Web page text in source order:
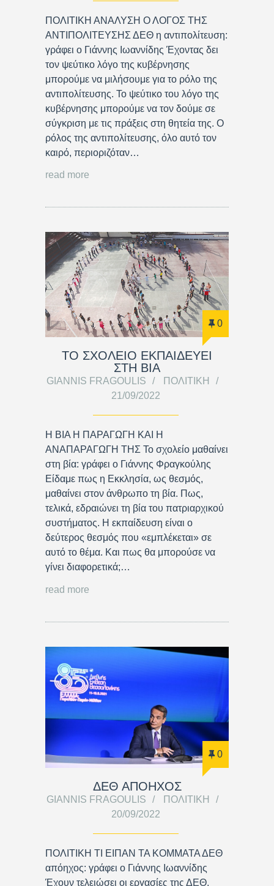
ΠΟΛΙΤΙΚΗ ΑΝΑΛΥΣΗ Ο ΛΟΓΟΣ ΤΗΣ
ΑΝΤΙΠΟΛΙΤΕΥΣΗΣ ΔΕΘ η αντιπολίτευση:
γράφει ο Γιάννης Ιωαννίδης Έχοντας δει
τον ψεύτικο λόγο της κυβέρνησης
μπορούμε να μιλήσουμε για το ρόλο της
αντιπολίτευσης. Το ψεύτικο του λόγο της
κυβέρνησης μπορούμε να τον δούμε σε
σύγκριση με τις πράξεις στη θητεία της. Ο
ρόλος της αντιπολίτευσης, όλο αυτό τον
καιρό, περιοριζόταν…
read more
0
ΤΟ ΣΧΟΛΕΙΟ ΕΚΠΑΙΔΕΥΕΙ
ΣΤΗ ΒΙΑ
GIANNIS FRAGOULIS
ΠΟΛΙΤΙΚΉ
21/09/2022
Η ΒΙΑ Η ΠΑΡΑΓΩΓΗ ΚΑΙ Η
ΑΝΑΠΑΡΑΓΩΓΗ ΤΗΣ Το σχολείο μαθαίνει
στη βία: γράφει ο Γιάννης Φραγκούλης
Είδαμε πως η Εκκλησία, ως θεσμός,
μαθαίνει στον άνθρωπο τη βία. Πως,
τελικά, εδραιώνει τη βία του πατριαρχικού
συστήματος. Η εκπαίδευση είναι ο
δεύτερος θεσμός που «εμπλέκεται» σε
αυτό το θέμα. Και πως θα μπορούσε να
γίνει διαφορετικά;…
read more
0
ΔΕΘ ΑΠΟΗΧΟΣ
GIANNIS FRAGOULIS
ΠΟΛΙΤΙΚΉ
20/09/2022
ΠΟΛΙΤΙΚΗ ΤΙ ΕΙΠΑΝ ΤΑ ΚΟΜΜΑΤΑ ΔΕΘ
απόηχος: γράφει ο Γιάννης Ιωαννίδης
Έχουν τελειώσει οι εργασίες της ΔΕΘ,